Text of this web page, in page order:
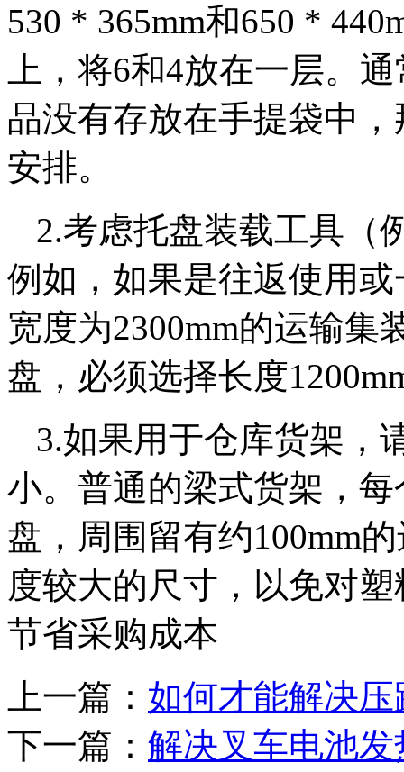
530 * 365mm和650 *
上，将6和4放在一层。
品没有存放在手提袋中
安排。
2.考虑托盘装载工具（
例如，如果是往返使用
宽度为2300mm的运输集
盘，必须选择长度
3.如果用于仓库货架，
小。普通的梁式货架，
盘，周围留有约100mm
度较大的尺寸，以免对
节省采购成本
上一篇： 如何才能解决
下一篇： 解决叉车电池